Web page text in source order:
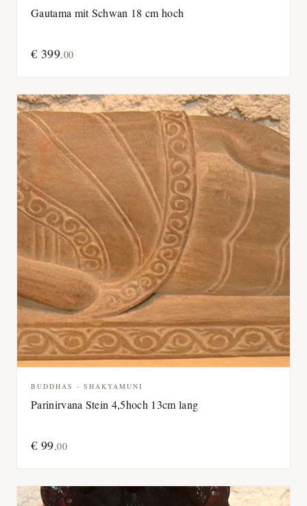
Gautama mit Schwan 18 cm hoch
€ 399,00
BUDDHAS - SHAKYAMUNI
Parinirvana Stein 4,5hoch 13cm lang
€ 99,00